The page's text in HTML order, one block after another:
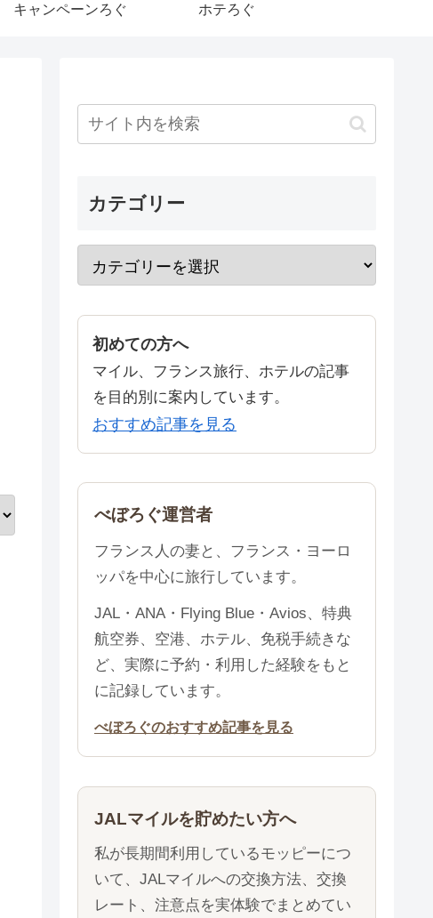
キャンペーンろぐ ホテろぐ
カテゴリー
初めての方へ
マイル、フランス旅行、ホテルの記事
を目的別に案内しています。
おすすめ記事を見る
べぼろぐ運営者
フランス人の妻と、フランス・ヨーロ
ッパを中心に旅行しています。
JAL・ANA・Flying Blue・Avios、特典
航空券、空港、ホテル、免税手続きな
ど、実際に予約・利用した経験をもと
に記録しています。
べぼろぐのおすすめ記事を見る
JALマイルを貯めたい方へ
私が長期間利用しているモッピーにつ
いて、JALマイルへの交換方法、交換
レート、注意点を実体験でまとめてい